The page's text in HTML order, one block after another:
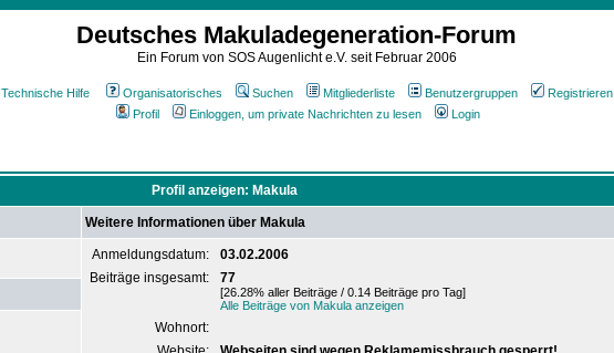
Deutsches Makuladegeneration-Forum
Ein Forum von SOS Augenlicht e.V. seit Februar 2006
Technische Hilfe Organisatorisches Suchen Mitgliederliste Benutzergruppen
Registrieren
Profil
Einloggen, um private Nachrichten zu lesen Login
Profil anzeigen: Makula
Weitere Informationen über Makula
Anmeldungsdatum:
03.02.2006
Beiträge insgesamt:
77
[26.28% aller Beiträge / 0.14 Beiträge pro Tag]
Alle Beiträge von Makula anzeigen
Wohnort: